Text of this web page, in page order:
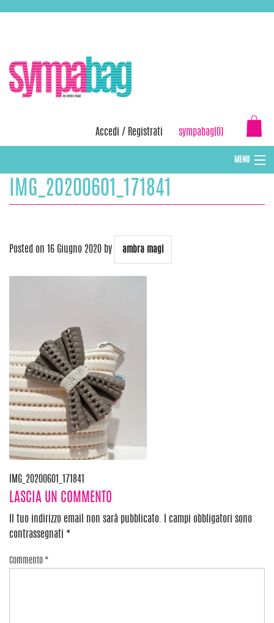
Accedi / Registrati sympabag(0)
MENU
CAPPELLI INVERNALI DONNA
IMG_20200601_171841
Posted on 16 Giugno 2020 by ambra magi
Navigazione
articoli
IMG_20200601_171841
LASCIA UN COMMENTO
Il tuo indirizzo email non sarà pubblicato.
I campi obbligatori sono
contrassegnati *
Commento *